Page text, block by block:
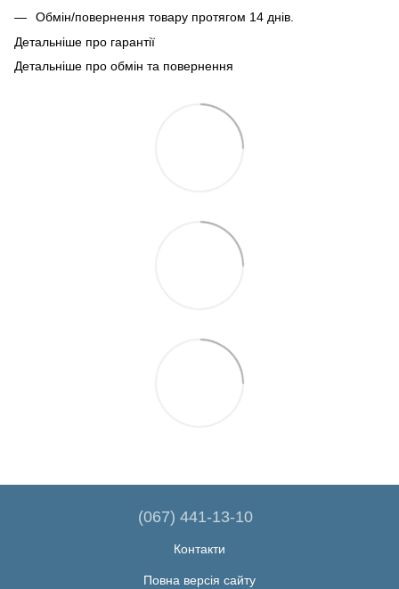
Обмін/повернення товару протягом 14 днів.
Детальніше про гарантії
Детальніше про обмін та повернення
(067) 441-13-10
Контакти
Повна версія сайту